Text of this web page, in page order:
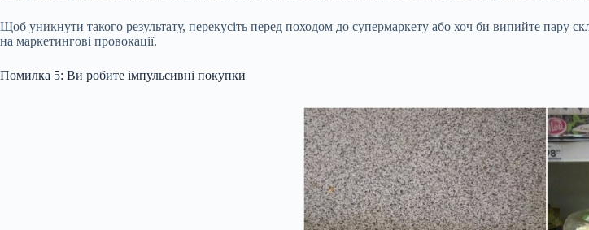
Щоб уникнути такого результату, перекусіть перед походом до супермаркету або хоч би випийте
на маркетингові провокації.
Помилка 5: Ви робите імпульсивні покупки